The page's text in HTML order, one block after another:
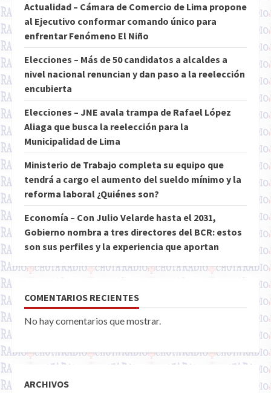
Actualidad – Cámara de Comercio de Lima propone
al Ejecutivo conformar comando único para
enfrentar Fenómeno El Niño
Elecciones – Más de 50 candidatos a alcaldes a
nivel nacional renuncian y dan paso a la reelección
encubierta
Elecciones – JNE avala trampa de Rafael López
Aliaga que busca la reelección para la
Municipalidad de Lima
Ministerio de Trabajo completa su equipo que
tendrá a cargo el aumento del sueldo mínimo y la
reforma laboral ¿Quiénes son?
Economía – Con Julio Velarde hasta el 2031,
Gobierno nombra a tres directores del BCR: estos
son sus perfiles y la experiencia que aportan
COMENTARIOS RECIENTES
No hay comentarios que mostrar.
ARCHIVOS